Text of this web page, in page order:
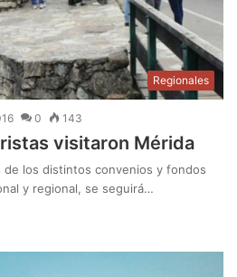
Regionales
0 143
visitaron Mérida
de los distintos convenios y fondos
y regional, se seguirá…